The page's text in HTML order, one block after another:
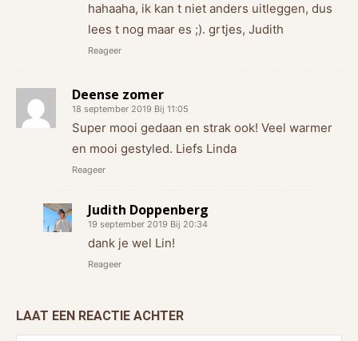
hahaaha, ik kan t niet anders uitleggen, dus
lees t nog maar es ;). grtjes, Judith
Reageer
Deense zomer
18 september 2019 Bij 11:05
Super mooi gedaan en strak ook! Veel warmer
en mooi gestyled. Liefs Linda
Reageer
Judith Doppenberg
19 september 2019 Bij 20:34
dank je wel Lin!
Reageer
LAAT EEN REACTIE ACHTER